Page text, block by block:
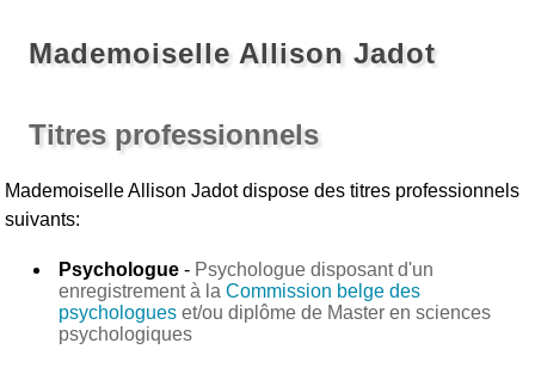
Mademoiselle Allison Jadot
Titres professionnels
Mademoiselle Allison Jadotdispose des titres professionnels
suivants:
Psychologue - Psychologue disposant d'un
enregistrement à laCommission belge des
psychologues et/ou diplôme de Master en sciences
psychologiques